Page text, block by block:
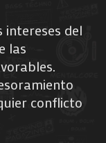
intereses del
las
conflicto